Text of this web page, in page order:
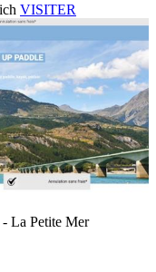
VISITER
La Petite Mer